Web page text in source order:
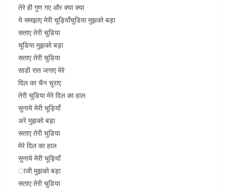
तेरे ही गुण गए और क्या क्या
ये समझाए मेरी चूड़ियाँचुडिया मुझको बड़ा
सताए तेरी चुडिया
चुडिया मुझको बड़ा
सताए तेरी चुडिया
साडी रात जगाए मेरे
दिल का चैन चुराए
तेरी चुडिया मेरे दिल का हाल
सुनाये मेरी चूड़ियाँ
अरे मुझको बड़ा
सताए तेरी चुडिया
मेरे दिल का हाल
सुनाये मेरी चूड़ियाँ
ाजी मुझको बड़ा
सताए तेरी चुडिया